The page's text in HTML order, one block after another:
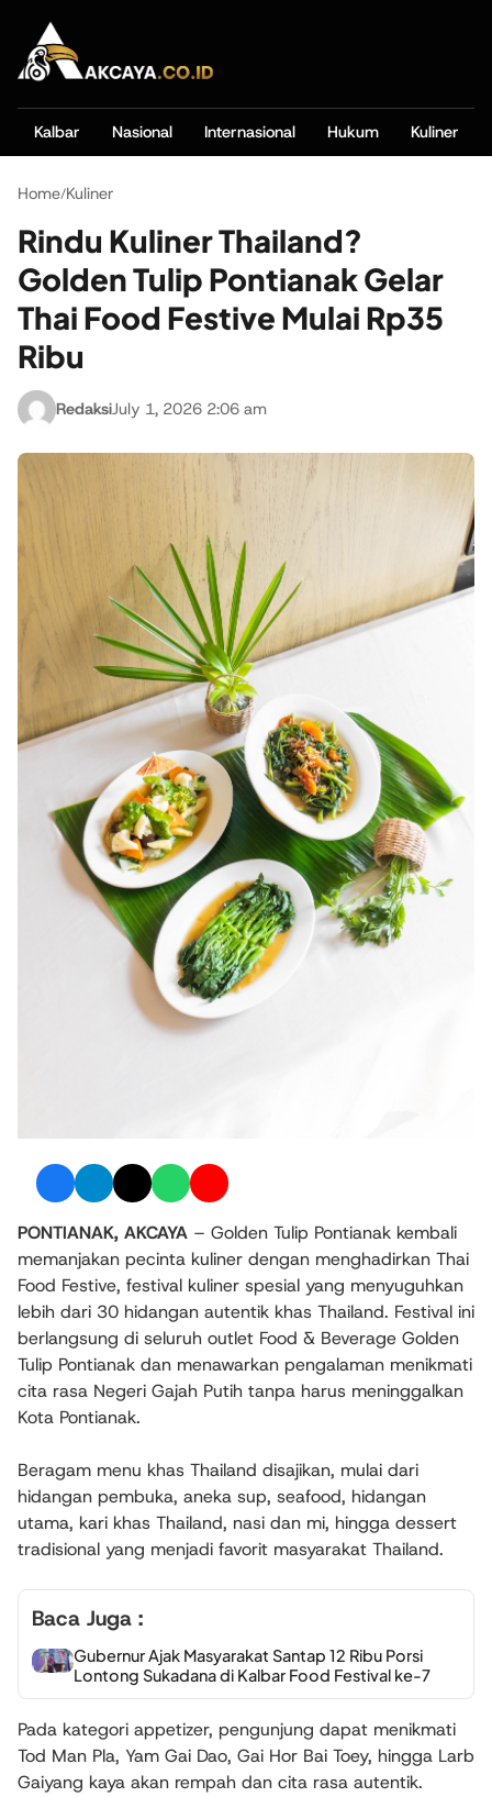
Kalbar Nasional Internasional Hukum Kuliner
Home/Kuliner
Rindu Kuliner Thailand?
Golden Tulip Pontianak Gelar
Thai Food Festive Mulai Rp35
Ribu
RedaksiJuly 1, 2026 2:06 am
PONTIANAK, AKCAYA – Golden Tulip Pontianak kembali
memanjakan pecinta kuliner dengan menghadirkan Thai
Food Festive, festival kuliner spesial yang menyuguhkan
lebih dari 30 hidangan autentik khas Thailand. Festival ini
berlangsung di seluruh outlet Food & Beverage Golden
Tulip Pontianak dan menawarkan pengalaman menikmati
cita rasa Negeri Gajah Putih tanpa harus meninggalkan
Kota Pontianak.
Beragam menu khas Thailand disajikan, mulai dari
hidangan pembuka, aneka sup, seafood, hidangan
utama, kari khas Thailand, nasi dan mi, hingga dessert
tradisional yang menjadi favorit masyarakat Thailand.
Baca Juga :
Gubernur Ajak Masyarakat Santap 12 Ribu Porsi
Lontong Sukadana di Kalbar Food Festival ke-7
Pada kategori appetizer, pengunjung dapat menikmati
Tod Man Pla, Yam Gai Dao, Gai Hor Bai Toey, hingga Larb
Gaiyang kaya akan rempah dan cita rasa autentik.